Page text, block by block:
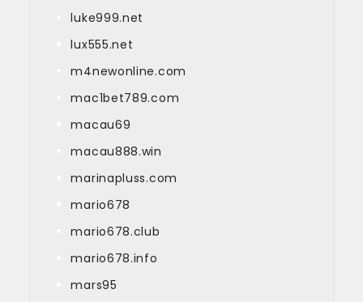
luke999.net
lux555.net
m4newonline.com
mac1bet789.com
macau69
macau888.win
marinapluss.com
mario678
mario678.club
mario678.info
mars95